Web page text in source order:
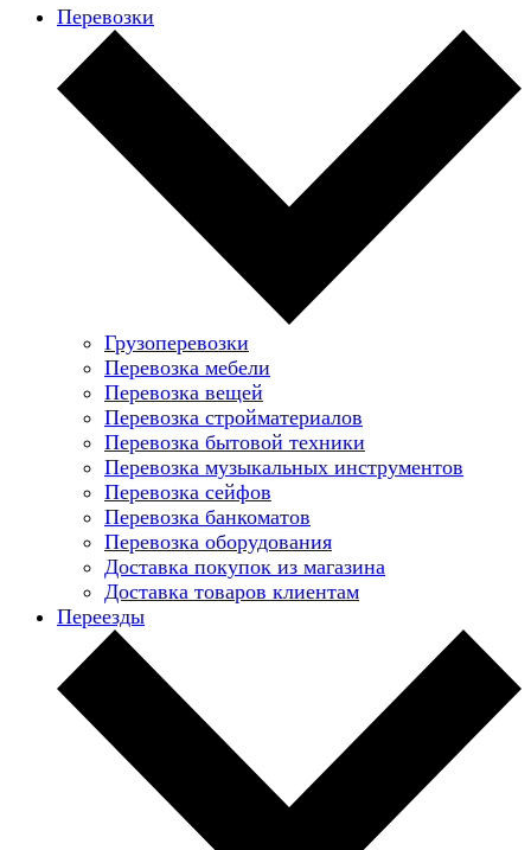
Перевозки
Грузоперевозки
Перевозка мебели
Перевозка вещей
Перевозка стройматериалов
Перевозка бытовой техники
Перевозка музыкальных инструментов
Перевозка сейфов
Перевозка банкоматов
Перевозка оборудования
Доставка покупок из магазина
Доставка товаров клиентам
Переезды